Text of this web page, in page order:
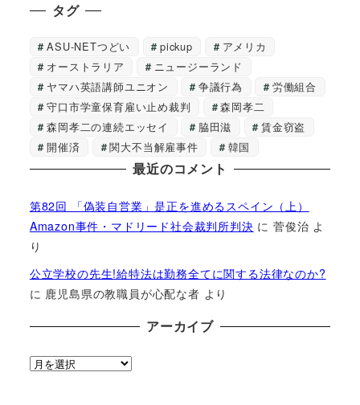
タグ
ASU-NETつどい pickup
アメリカ
オーストラリア
ニュージーランド
ヤマハ英語講師ユニオン
争議行為
労働組合
守口市学童保育雇い止め裁判
森岡孝二
森岡孝二の連続エッセイ
脇田滋
賃金窃盗
開催済
関大不当解雇事件 韓国
最近のコメント
第82回 「偽装自営業」是正を進めるスペイン（上）
Amazon事件・マドリード社会裁判所判決 に菅俊治 よ
り
公立学校の先生!給特法は勤務全てに関する法律なのか?
に 鹿児島県の教職員が心配な者 より
アーカイブ
ア